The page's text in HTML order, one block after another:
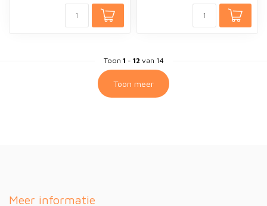
Toon 1 - 12 van 14
Toon meer
Meer informatie